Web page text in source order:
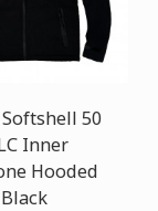
Softshell 50
Inner
Hooded
Black